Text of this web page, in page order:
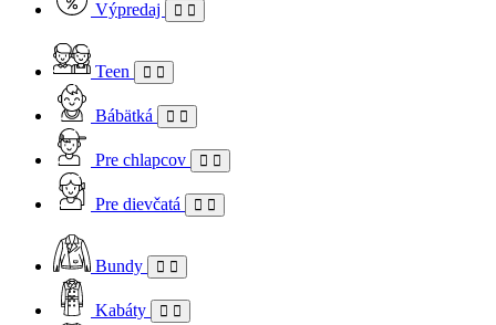
Výpredaj
Teen
Bábätká
Pre chlapcov
Pre dievčatá
Bundy
Kabáty